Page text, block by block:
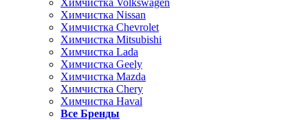
Химчистка Volkswagen
Химчистка Nissan
Химчистка Chevrolet
Химчистка Mitsubishi
Химчистка Lada
Химчистка Geely
Химчистка Mazda
Химчистка Chery
Химчистка Haval
Все Бренды